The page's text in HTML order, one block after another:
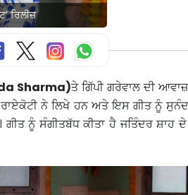
ਰਿਲੀਜ਼
Sharma)ਤੇ ਗਿੱਪੀ ਗਰੇਵਾਲ ਦੀ ਆਵਾਜ਼
ਨੇ ਲਿਖੇ ਹਨ ਅਤੇ ਇਸ ਗੀਤ ਨੂੰ
ਨੂੰ ਸੰਗੀਤਬੱਧ ਕੀਤਾ ਹੈ ਜਤਿੰਦਰ